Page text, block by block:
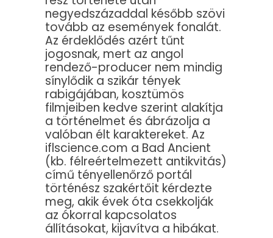
negyedszázaddal később szövi
tovább az események fonalát.
Az érdeklődés azért tűnt
jogosnak, mert az angol
rendező-producer nem mindig
sínylődik a szikár tények
rabigájában, kosztümös
filmjeiben kedve szerint alakítja
a történelmet és ábrázolja a
valóban élt karaktereket. Az
iflscience.com a Bad Ancient
(kb. félreértelmezett antikvitás)
című tényellenőrző portál
történész szakértőit kérdezte
meg, akik évek óta csekkolják
az ókorral kapcsolatos
állításokat, kijavítva a hibákat.